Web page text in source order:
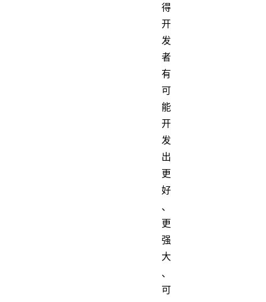
得
开
发
者
有
可
能
开
发
出
更
好
、
更
强
大
、
可